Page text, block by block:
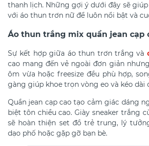
thanh lịch. Những gợi ý dưới đây sẽ
với áo thun trơn nữ để luôn nổi bật và
Áo thun trắng mix quần jean cạp
Sự kết hợp giữa áo thun trơn trắng và
cao mang đến vẻ ngoài đơn giản
ôm vừa hoặc freesize đều phù hợp,
gàng giúp khoe trọn vòng eo và kéo dài
Quần jean cạp cao tạo cảm giác dáng
biệt tôn chiều cao. Giày sneaker trắng
sẽ hoàn thiện set đồ trẻ trung, lý
dạo phố hoặc gặp gỡ bạn bè.